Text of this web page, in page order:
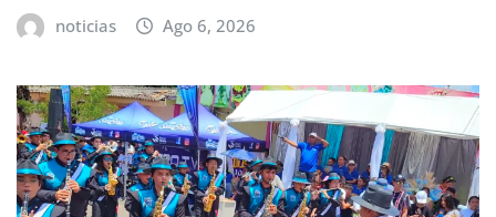
noticias Ago 6, 2026